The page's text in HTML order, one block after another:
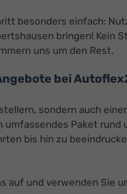
besonders einfach:
bringen! Kein
uns um den Rest.
bei
sondern auch
Paket rund
bis hin zu
auf und verwenden Sie